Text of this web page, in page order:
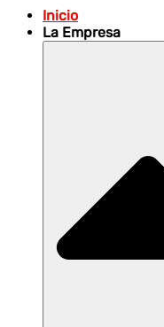
Inicio
La Empresa